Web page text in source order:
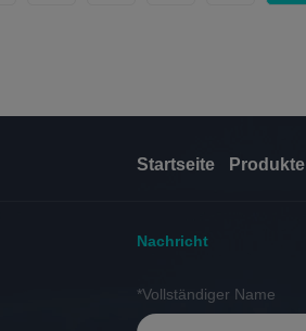
Startseite Produkte
Nachricht
*Vollständiger Name